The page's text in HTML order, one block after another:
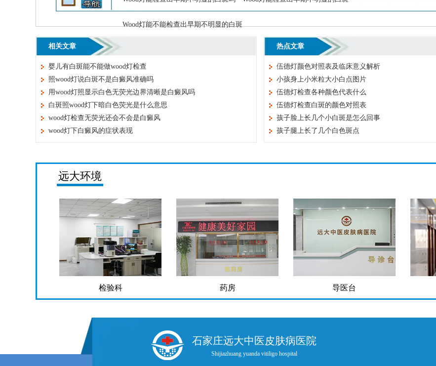
Wood灯能不能检查出早期不明显的白斑
相关文章
婴儿有白斑能不能做wood灯检查
照wood灯说白斑不是白癜风准确吗
用wood灯照显示白色无荧光边界清晰是白癜风吗
白斑照wood灯下暗白色荧光是什么意思
wood灯检查无荧光还会不会是白癜风
wood灯下白癜风的症状表现
热点文章
伍德灯颜色对照表及临床意义解析
小孩身上小米粒大小白点图片
伍德灯检查各种颜色代表什么
伍德灯检查白斑的颜色对照表
孩子脸上长几个小白斑是怎么回事
孩子腿上长了几个白色斑点
远大环境
检验科 药房 导医台
石家庄远大中医皮肤病医院
Shijiazhuang yuanda vitiligo hospital